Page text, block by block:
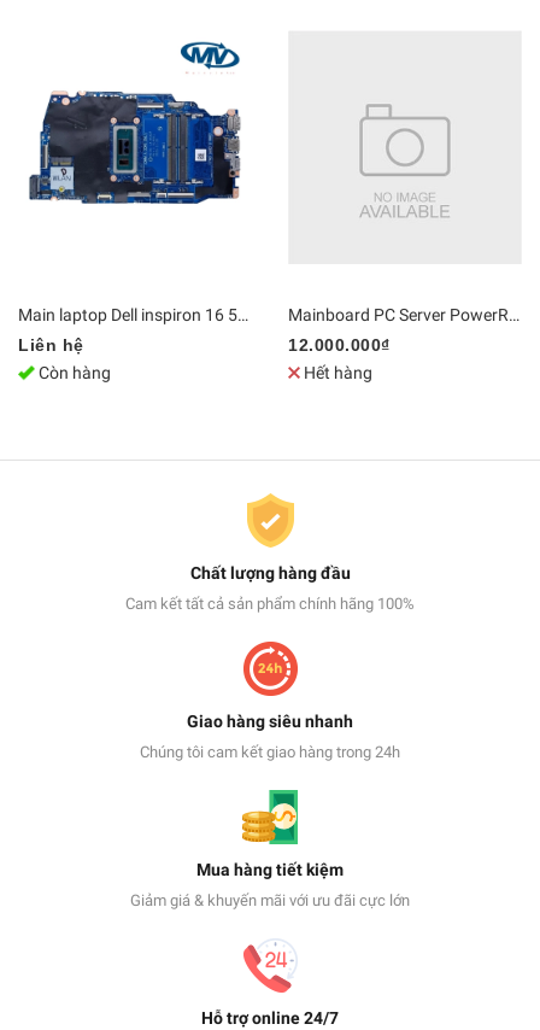
Main laptop Dell inspiron 16 5640 Core 7 150U LA-N562P / LA-N563P | DDR5 Bo mạch chủ Zin [Chính Hãng]
Liên hệ
Còn hàng
Mainboard PC Server PowerRdge T440 hỗ trợ CPU kép LGA3647, 16 khe cắm RAM | DDR4 Bo mạch chủ Zin [Chính Hãng]
12.000.000₫
Hết hàng
Chất lượng hàng đầu
Cam kết tất cả sản phẩm chính hãng 100%
Giao hàng siêu nhanh
Chúng tôi cam kết giao hàng trong 24h
Mua hàng tiết kiệm
Giảm giá & khuyến mãi với ưu đãi cực lớn
Hỗ trợ online 24/7